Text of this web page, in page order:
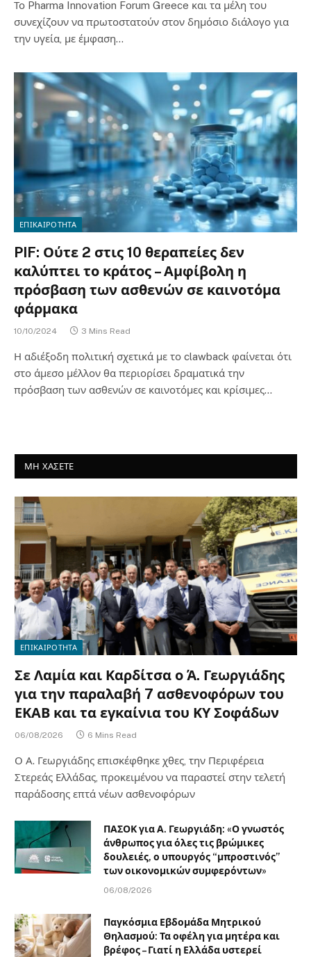
Το Pharma Innovation Forum Greece και τα μέλη του
συνεχίζουν να πρωτοστατούν στον δημόσιο διάλογο για
την υγεία, με έμφαση…
ΕΠΙΚΑΙΡΟΤΗΤΑ
PIF: Ούτε 2 στις 10 θεραπείες δεν
καλύπτει το κράτος – Αμφίβολη η
πρόσβαση των ασθενών σε καινοτόμα
φάρμακα
10/10/2024 3 Mins Read
Η αδιέξοδη πολιτική σχετικά με το clawback φαίνεται ότι
στο άμεσο μέλλον θα περιορίσει δραματικά την
πρόσβαση των ασθενών σε καινοτόμες και κρίσιμες…
ΜΗ ΧΑΣΕΤΕ
ΕΠΙΚΑΙΡΟΤΗΤΑ
Σε Λαμία και Καρδίτσα ο Ά. Γεωργιάδης
για την παραλαβή 7 ασθενοφόρων του
ΕΚΑΒ και τα εγκαίνια του ΚΥ Σοφάδων
06/08/2026 6 Mins Read
Ο Α. Γεωργιάδης επισκέφθηκε χθες, την Περιφέρεια
Στερεάς Ελλάδας, προκειμένου να παραστεί στην τελετή
παράδοσης επτά νέων ασθενοφόρων
ΠΑΣΟΚ για Α. Γεωργιάδη: «Ο γνωστός
άνθρωπος για όλες τις βρώμικες
δουλειές, ο υπουργός “μπροστινός”
των οικονομικών συμφερόντων»
06/08/2026
Παγκόσμια Εβδομάδα Μητρικού
Θηλασμού: Τα οφέλη για μητέρα και
βρέφος – Γιατί η Ελλάδα υστερεί